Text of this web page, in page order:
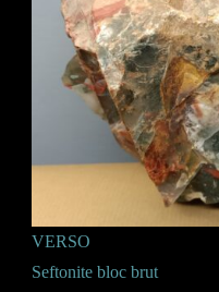
VERSO
Seftonite bloc brut